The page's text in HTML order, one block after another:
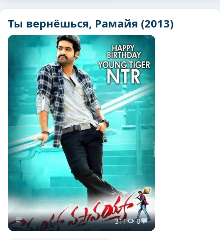
Ты вернёшься, Рамайя (2013)
311 0